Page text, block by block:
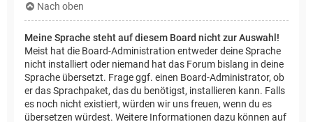
Nach oben
Meine Sprache steht auf diesem Board nicht zur Auswahl!
Meist hat die Board-Administration entweder deine Sprache
nicht installiert oder niemand hat das Forum bislang in deine
Sprache übersetzt. Frage ggf. einen Board-Administrator, ob
er das Sprachpaket, das du benötigst, installieren kann. Falls
es noch nicht existiert, würden wir uns freuen, wenn du es
übersetzen würdest. Weitere Informationen dazu können auf